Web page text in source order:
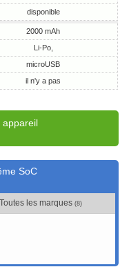
disponible
2000 mAh
Li-Po,
microUSB
il n'y a pas
appareil
SoC
Toutes les marques (8)